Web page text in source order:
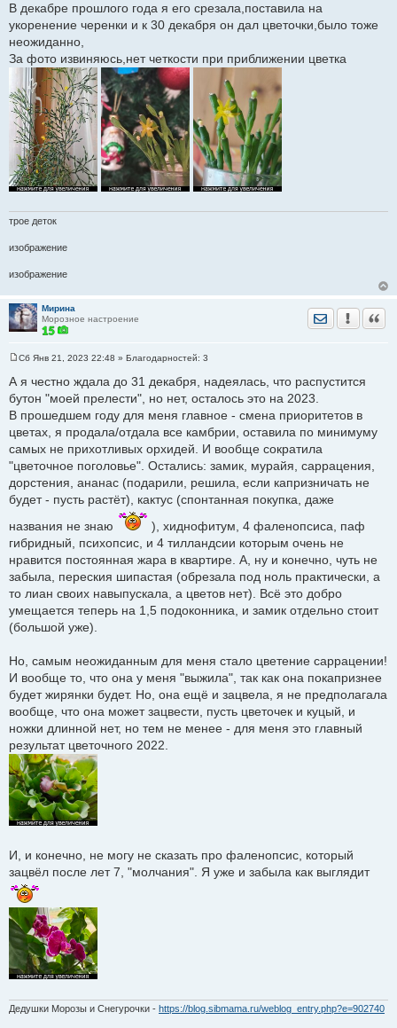
В декабре прошлого года я его срезала,поставила на
укоренение черенки и к 30 декабря он дал цветочки,было тоже
неожиданно,
За фото извиняюсь,нет четкости при приближении цветка
трое деток
изображение
изображение
Мирина
Морозное настроение
Отправить
о
б
е
н
е
Сб Янв 21, 2023 22:48 » Благодарностей: 3
А я честно ждала до 31 декабря, надеялась, что распустится
бутон "моей прелести", но нет, осталось это на 2023.
В прошедшем году для меня главное - смена приоритетов в
цветах, я продала/отдала все камбрии, оставила по минимуму
самых не прихотливых орхидей. И вообще сократила
"цветочное поголовье". Остались: замик, мурайя, саррацения,
дорстения, ананас (подарили, решила, если капризничать не
будет - пусть растёт), кактус (спонтанная покупка, даже
названия не знаю
), хиднофитум, 4 фаленопсиса, паф
гибридный, психопсис, и 4 тилландсии которым очень не
нравится постоянная жара в квартире. А, ну и конечно, чуть не
забыла, переския шипастая (обрезала под ноль практически, а
то лиан своих навыпускала, а цветов нет). Всё это добро
умещается теперь на 1,5 подоконника, и замик отдельно стоит
(большой уже).
Но, самым неожиданным для меня стало цветение саррацении!
И вообще то, что она у меня "выжила", так как она покапризнее
будет жирянки будет. Но, она ещё и зацвела, я не предполагала
вообще, что она может зацвести, пусть цветочек и куцый, и
ножки длинной нет, но тем не менее - для меня это главный
результат цветочного 2022.
И, и конечно, не могу не сказать про фаленопсис, который
зацвёл после лет 7, "молчания". Я уже и забыла как выглядит
Дедушки Морозы и Снегурочки - https://blog.sibmama.ru/weblog_entry.php?e=902740